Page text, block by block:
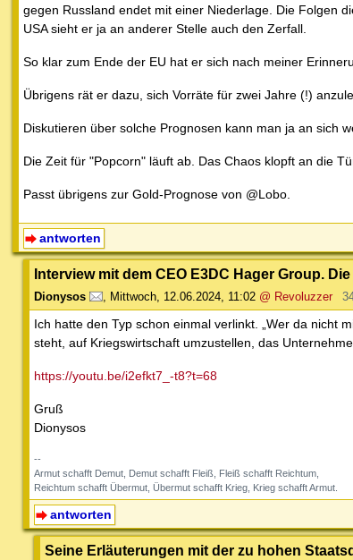
gegen Russland endet mit einer Niederlage. Die Folgen
USA sieht er ja an anderer Stelle auch den Zerfall.
So klar zum Ende der EU hat er sich nach meiner
Übrigens rät er dazu, sich Vorräte für zwei Jahre (!)
Diskutieren über solche Prognosen kann man ja an sich
Die Zeit für "Popcorn" läuft ab. Das Chaos klopft an die
Passt übrigens zur Gold-Prognose von @Lobo.
antworten
Interview mit dem CEO E3DC Hager Group.
Dionysos , Mittwoch, 12.06.2024, 11:02 @ Revoluzzer
Ich hatte den Typ schon einmal verlinkt. „Wer da nicht
steht, auf Kriegswirtschaft umzustellen, das
https://youtu.be/i2efkt7_-t8?t=68
Gruß
Dionysos
--
Armut schafft Demut, Demut schafft Fleiß, Fleiß schafft Reichtum,
Reichtum schafft Übermut, Übermut schafft Krieg, Krieg schafft Armut.
antworten
Seine Erläuterungen mit der zu hohen